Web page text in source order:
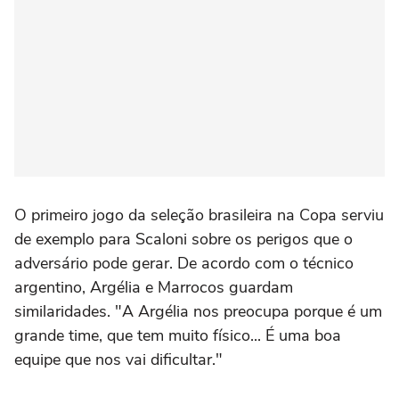
O primeiro jogo da seleção brasileira na Copa serviu
de exemplo para Scaloni sobre os perigos que o
adversário pode gerar. De acordo com o técnico
argentino, Argélia e Marrocos guardam
similaridades. "A Argélia nos preocupa porque é um
grande time, que tem muito físico... É uma boa
equipe que nos vai dificultar."